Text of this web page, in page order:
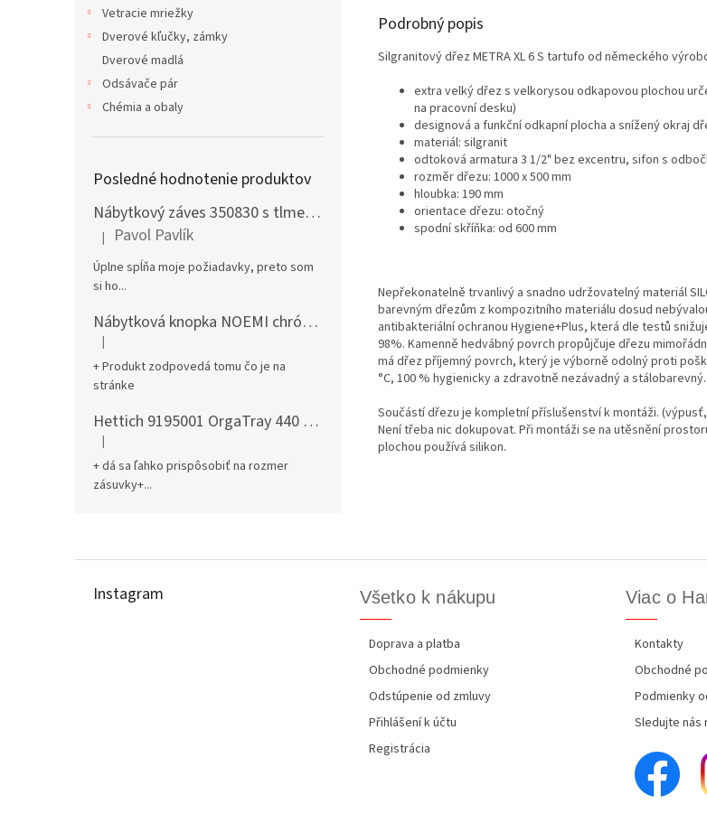
Vetracie mriežky
Dverové kľučky, zámky
Dverové madlá
Odsávače pár
Chémia a obaly
Posledné hodnotenie produktov
Nábytkový záves 350830 s tlmením naložený + podložka H0 na vrut
Hodnotenie produktu je 5 z 5 hviezdičiek.
| Pavol Pavlík
Úplne spĺňa moje požiadavky, preto som
si ho...
Nábytková knopka NOEMI chróm satén
Hodnotenie produktu je 5 z 5 hviezdičiek.
|
+ Produkt zodpovedá tomu čo je na
stránke
Hettich 9195001 OrgaTray 440 701-800/441-520 mm antracit
Hodnotenie produktu je 5 z 5 hviezdičiek.
|
+ dá sa ľahko prispôsobiť na rozmer
zásuvky+...
Podrobný popis
Silgranitový dřez METRA XL 6 S tartufo od německého
extra velký dřez s velkorysou odkapovou plochou
na pracovní desku)
designová a funkční odkapní plocha a snížený okraj
materiál: silgranit
odtoková armatura 3 1/2" bez excentru, sifon s
rozměr dřezu: 1000 x 500 mm
hloubka: 190 mm
orientace dřezu: otočný
spodní skříňka: od 600 mm
Nepřekonatelně trvanlivý a snadno udržovatelný materiál
barevným dřezům z kompozitního materiálu dosud
antibakteriální ochranou Hygiene+Plus, která dle testů
98%. Kamenně hedvábný povrch propůjčuje dřezu
má dřez příjemný povrch, který je výborně odolný proti
°C, 100 % hygienicky a zdravotně nezávadný a stálobarevný.
Součástí dřezu je kompletní příslušenství k montáži.
Není třeba nic dokupovat. Při montáži se na utěsnění
plochou používá silikon.
Instagram Všetko k nákupu
Doprava a platba
Obchodné podmienky
Odstúpenie od zmluvy
Přihlášení k účtu
Registrácia
Viac o
Kontakty
Obchodné
Podmienky
Sledujte nás